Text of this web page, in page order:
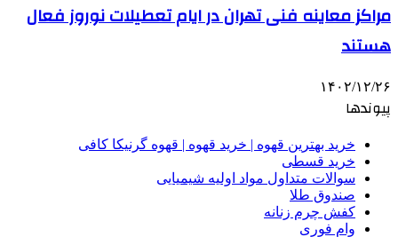
مراکز معاینه فنی تهران در ایام تعطیلات نوروز فعال
هستند
۱۴۰۲/۱۲/۲۶
پیوندها
خرید بهترین قهوه | خرید قهوه | قهوه گرنیکا کافی
خرید قسطی
سوالات متداول مواد اولیه شیمیایی
صندوق طلا
کفش چرم زنانه
وام فوری